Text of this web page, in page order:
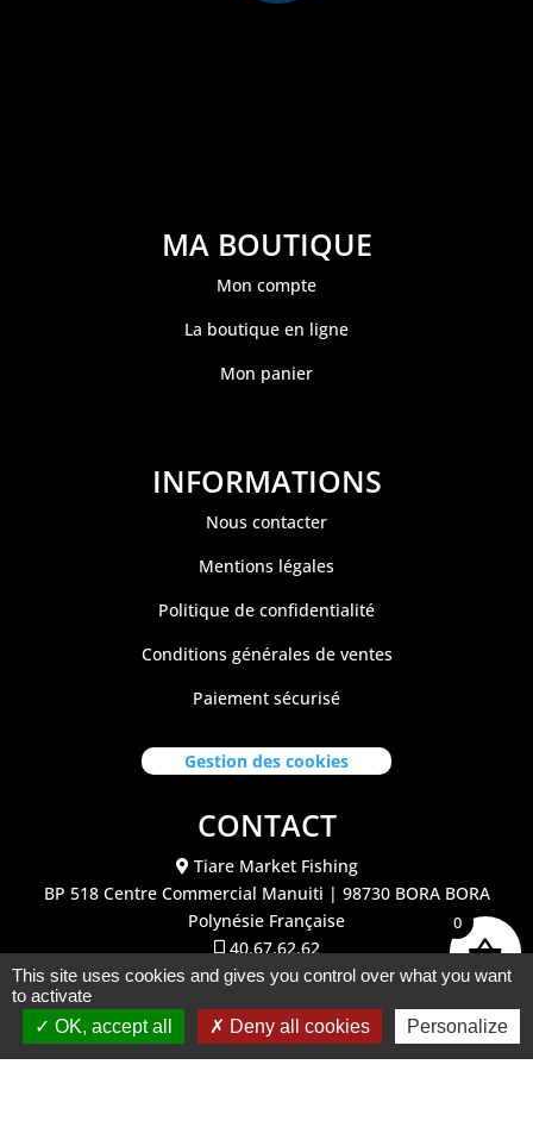
MA BOUTIQUE
Mon compte
La boutique en ligne
Mon panier
INFORMATIONS
Nous contacter
Mentions légales
Politique de confidentialité
Conditions générales de ventes
Paiement sécurisé
Gestion des cookies
CONTACT
Tiare Market Fishing
BP 518 Centre Commercial Manuiti | 98730 BORA BORA
Polynésie Française
40.67.62.62
tiaremarketfishing@tiaremarket.fr
0
This site uses cookies and gives you control over what you want
to activate
OK, accept all
Deny all cookies Personalize